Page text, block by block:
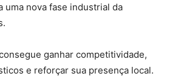
uma nova fase industrial da
ganhar competitividade,
e reforçar sua presença local.